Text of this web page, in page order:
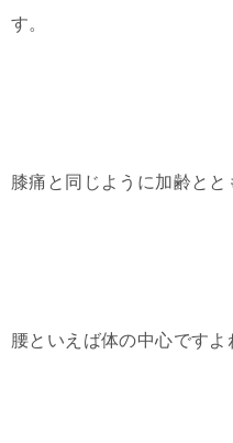
す。
膝痛と同じように加齢とと
腰といえば体の中心ですよ